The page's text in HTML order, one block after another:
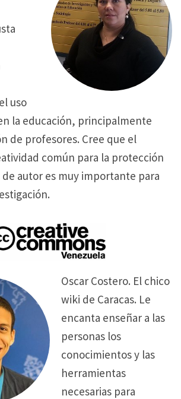
uso
la educación, principalmente
de profesores. Cree que el
común para la protección
autor es muy importante para
Oscar Costero. El chico
wiki de Caracas. Le
encanta enseñar a las
personas los
conocimientos y las
herramientas
necesarias para